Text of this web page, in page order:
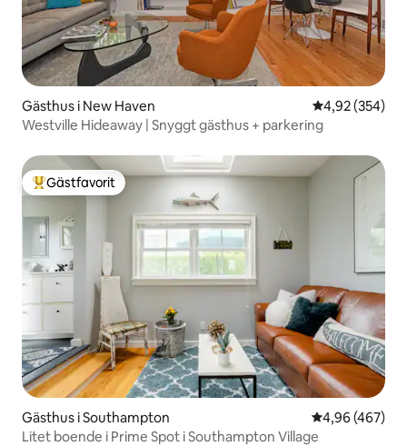
Gästhus i New Haven 4,92 av 5 i
4,92 (354)
Westville Hideaway | Snyggt gästhus + parkering
Populär gästfavorit
Gästfavorit
Gästhus i Southampton 4,96 av 5 i
4,96 (467)
Litet boende i Prime Spot i Southampton Village